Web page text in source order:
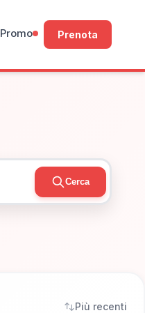
Promo Prenota
Cerca
Più recenti